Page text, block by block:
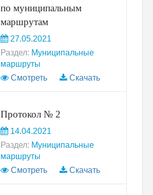
по муниципальным
маршрутам
27.05.2021
Раздел: Муниципальные
маршруты
Смотреть
Скачать
Протокол № 2
14.04.2021
Раздел: Муниципальные
маршруты
Смотреть
Скачать